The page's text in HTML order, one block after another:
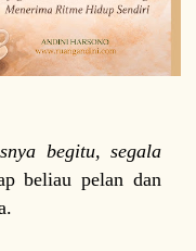
begitu, segala
beliau pelan dan